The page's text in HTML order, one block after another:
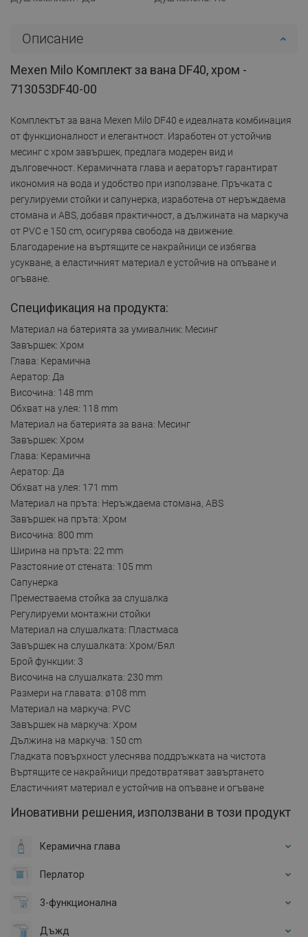
Описание
Mexen Milo Комплект за вана DF40, хром -
713053DF40-00
Комплектът за вана Mexen Milo DF40 е идеалната комбинация
от функционалност и елегантност. Изработен от устойчив
месинг с хром завършек, предлага модерен вид и
дълговечност. Керамичната глава и аераторът гарантират
икономия на вода и удобство при използване. Пръчката с
регулируеми стойки и сапунерка, изработена от неръждаема
стомана и ABS, добавя практичност, а дължината на маркуча
от PVC е 150 cm, осигурява свобода на движение.
Благодарение на въртящите се накрайници се избягва
усукване, а еластичният материал е устойчив на опъване и
огъване.
Спецификация на продукта:
Материал на батерията за умивалник: Месинг
Завършек: Хром
Глава: Керамична
Аератор: Да
Височина: 148 mm
Обхват на улея: 118 mm
Материал на батерията за вана: Месинг
Завършек: Хром
Глава: Керамична
Аератор: Да
Обхват на улея: 171 mm
Материал на пръта: Неръждаема стомана, ABS
Завършек на пръта: Хром
Височина: 800 mm
Ширина на пръта: 22 mm
Разстояние от стената: 105 mm
Сапунерка
Преместваема стойка за слушалка
Регулируеми монтажни стойки
Материал на слушалката: Пластмаса
Завършек на слушалката: Хром/Бял
Брой функции: 3
Височина на слушалката: 230 mm
Размери на главата: ø108 mm
Материал на маркуча: PVC
Завършек на маркуча: Хром
Дължина на маркуча: 150 cm
Гладката повърхност улеснява поддръжката на чистота
Въртящите се накрайници предотвратяват завъртането
Еластичният материал е устойчив на опъване и огъване
Иновативни решения, използвани в този продукт
Керамична глава
Перлатор
3-функционална
Дъжд